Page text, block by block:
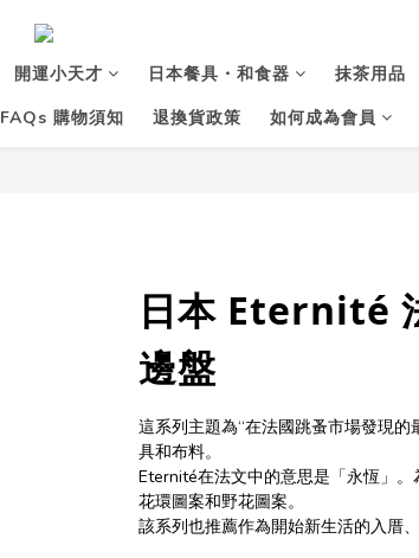
開運小天才 日本餐具・和食器 抹茶用品
FAQs 購物須知 退換貨政策 如何成為會員
日本 Eternité
邊盤
這系列主題為“在法國跳蚤市場發現的
具和布料。
Eternité在法文中的意思是「永恆」
花環圖案和野花圖案。
該系列也推薦作為開始新生活的入厝、